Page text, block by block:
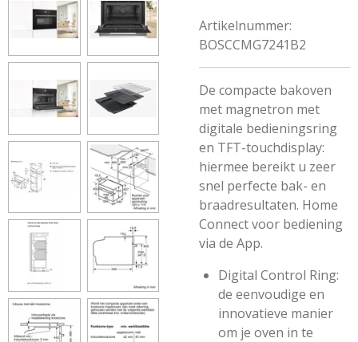
Artikelnummer:
BOSCCMG7241B2
De compacte bakoven
met magnetron met
digitale bedieningsring
en TFT-touchdisplay:
hiermee bereikt u zeer
snel perfecte bak- en
braadresultaten. Home
Connect voor bediening
via de App.
Digital Control Ring:
de eenvoudige en
innovatieve manier
om je oven in te